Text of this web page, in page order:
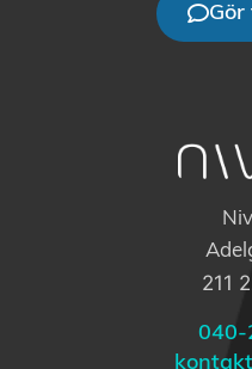
211
040-